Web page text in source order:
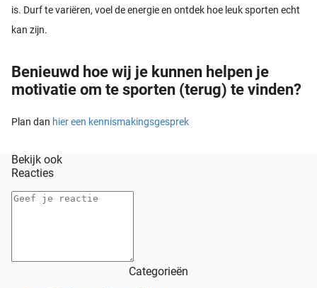
is. Durf te variëren, voel de energie en ontdek hoe leuk sporten echt
kan zijn.
Benieuwd hoe wij je kunnen helpen je
motivatie om te sporten (terug) te vinden?
Plan dan hier een kennismakingsgesprek
Bekijk ook
Reacties
Categorieën